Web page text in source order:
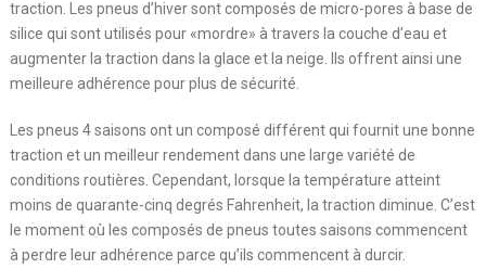
traction. Les pneus d’hiver sont composés de micro-pores à base de
silice qui sont utilisés pour «mordre» à travers la couche d’eau et
augmenter la traction dans la glace et la neige. Ils offrent ainsi une
meilleure adhérence pour plus de sécurité.
Les pneus 4 saisons ont un composé différent qui fournit une bonne
traction et un meilleur rendement dans une large variété de
conditions routières. Cependant, lorsque la température atteint
moins de quarante-cinq degrés Fahrenheit, la traction diminue. C’est
le moment où les composés de pneus toutes saisons commencent
à perdre leur adhérence parce qu’ils commencent à durcir.